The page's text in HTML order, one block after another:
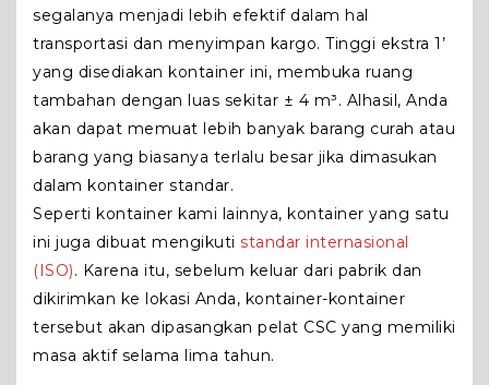
segalanya menjadi lebih efektif dalam hal
transportasi dan menyimpan kargo. Tinggi ekstra 1’
yang disediakan kontainer ini, membuka ruang
tambahan dengan luas sekitar ± 4 m³. Alhasil, Anda
akan dapat memuat lebih banyak barang curah atau
barang yang biasanya terlalu besar jika dimasukan
dalam kontainer standar.
Seperti kontainer kami lainnya, kontainer yang satu
ini juga dibuat mengikuti standar internasional
(ISO). Karena itu, sebelum keluar dari pabrik dan
dikirimkan ke lokasi Anda, kontainer-kontainer
tersebut akan dipasangkan pelat CSC yang memiliki
masa aktif selama lima tahun.